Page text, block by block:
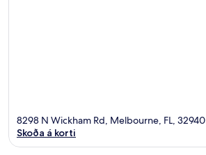
8298 N Wickham Rd, Melbourne, FL, 32940
Skoða á korti